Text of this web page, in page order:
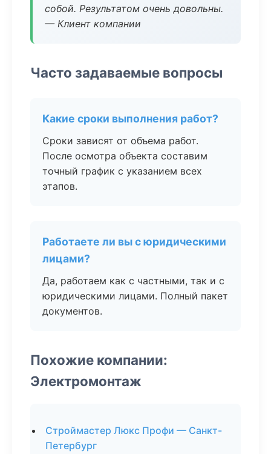
собой. Результатом очень довольны.
— Клиент компании
Часто задаваемые вопросы
Какие сроки выполнения работ?
Сроки зависят от объема работ.
После осмотра объекта составим
точный график с указанием всех
этапов.
Работаете ли вы с юридическими
лицами?
Да, работаем как с частными, так и с
юридическими лицами. Полный пакет
документов.
Похожие компании:
Электромонтаж
Строймастер Люкс Профи — Санкт-
Петербург